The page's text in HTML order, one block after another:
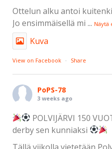
Ottelun alku antoi
Jo ensimmäisellä mi ... Näytä
Kuva
View on Facebook · Share
PoPS-78
3 weeks ago
POLVIJÄRVI 150
derby sen kunniaksi